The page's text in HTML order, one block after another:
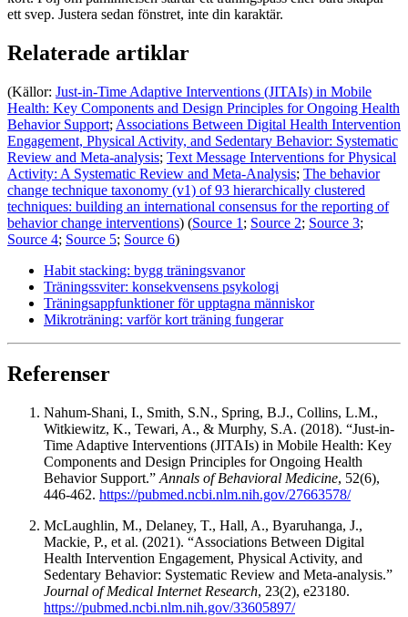
ett svep. Justera sedan fönstret, inte din karaktär.
Relaterade artiklar
(Källor: Just-in-Time Adaptive Interventions (JITAIs) in Mobile
Health: Key Components and Design Principles for Ongoing Health
Behavior Support; Associations Between Digital Health Intervention
Engagement, Physical Activity, and Sedentary Behavior: Systematic
Review and Meta-analysis; Text Message Interventions for Physical
Activity: A Systematic Review and Meta-Analysis; The behavior
change technique taxonomy (v1) of 93 hierarchically clustered
techniques: building an international consensus for the reporting of
behavior change interventions) (Source 1 ; Source 2; Source 3;
Source 4; Source 5; Source 6)
Habit stacking: bygg träningsvanor
Träningssviter: konsekvensens psykologi
Träningsappfunktioner för upptagna människor
Mikroträning: varför kort träning fungerar
Referenser
Nahum-Shani, I., Smith, S.N., Spring, B.J., Collins, L.M.,
Witkiewitz, K., Tewari, A., & Murphy, S.A. (2018). “Just-in-
Time Adaptive Interventions (JITAIs) in Mobile Health: Key
Components and Design Principles for Ongoing Health
Behavior Support.” Annals of Behavioral Medicine, 52(6),
446-462. https://pubmed.ncbi.nlm.nih.gov/27663578/
McLaughlin, M., Delaney, T., Hall, A., Byaruhanga, J.,
Mackie, P., et al. (2021). “Associations Between Digital
Health Intervention Engagement, Physical Activity, and
Sedentary Behavior: Systematic Review and Meta-analysis.”
Journal of Medical Internet Research, 23(2), e23180.
https://pubmed.ncbi.nlm.nih.gov/33605897/